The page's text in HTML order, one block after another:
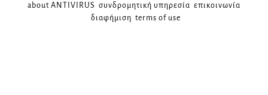
about ANTIVIRUS συνδρομητική υπηρεσία επικοινωνία
διαφήμιση terms of use